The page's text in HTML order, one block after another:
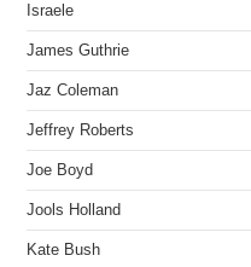
Israele
James Guthrie
Jaz Coleman
Jeffrey Roberts
Joe Boyd
Jools Holland
Kate Bush